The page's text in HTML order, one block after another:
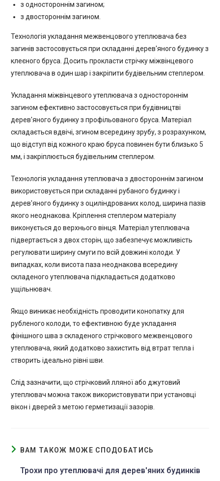
з одностороннім загином;
з двостороннім загином.
Технологія укладання межвенцового утеплювача без
загинів застосовується при складанні дерев'яного будинку з
клеєного бруса. Досить прокласти стрічку міжвінцевого
утеплювача в один шар і закріпити будівельним степлером.
Укладання міжвінцевого утеплювача з одностороннім
загином ефективно застосовується при будівництві
дерев'яного будинку з профільованого бруса. Матеріал
складається вдвічі, згином всередину зрубу, з розрахунком,
що відступ від кожного краю бруса повинен бути близько 5
мм, і закріплюється будівельним степлером.
Технологія укладання утеплювача з двостороннім загином
використовується при складанні рубаного будинку і
дерев'яного будинку з оциліндрованих колод, ширина пазів
якого неоднакова. Кріплення степлером матеріалу
виконується до верхнього вінця. Матеріал утеплювача
підвертається з двох сторін, що забезпечує можливість
регулювати ширину смуги по всій довжині колоди. У
випадках, коли висота паза неоднакова всередину
складеного утеплювача підкладається додатково
ущільнювач.
Якщо виникає необхідність проводити конопатку для
рубленого колоди, то ефективною буде укладання
фінішного шва з складеного стрічкового межвенцового
утеплювача, який додатково захистить від втрат тепла і
створить ідеально рівні шви.
Слід зазначити, що стрічковий лляної або джутовий
утеплювач можна також використовувати при установці
вікон і дверей з метою герметизації зазорів.
ВАМ ТАКОЖ МОЖЕ СПОДОБАТИСЬ
Трохи про утеплювачі для дерев'яних будинків